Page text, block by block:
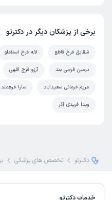
برخی از پزشکان دیگر در دکترتو
شقایق فرخ قاطع لاله فرخ اسلاملو
نرمین فرجی بند آرزو فرج اللهی
مریم فرمانی سعیدآباد سارا فرهمند
ویدا فریدی آذر
دکترتو تخصص های پزشکی
خدمات دکترتو